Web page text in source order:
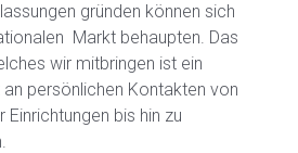
gründen können sich
Markt behaupten. Das
wir mitbringen ist ein
persönlichen Kontakten von
Einrichtungen bis hin zu